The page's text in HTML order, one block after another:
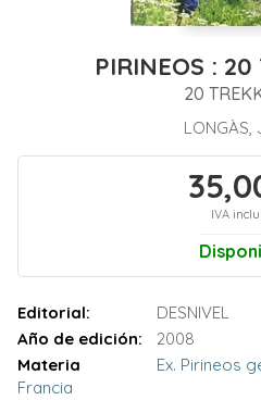
PIRINEOS : 20
20
LONGÀS,
IVA
Editorial:
DESNIVEL
Año de edición:
2008
Materia
Ex. Pirineos
Francia